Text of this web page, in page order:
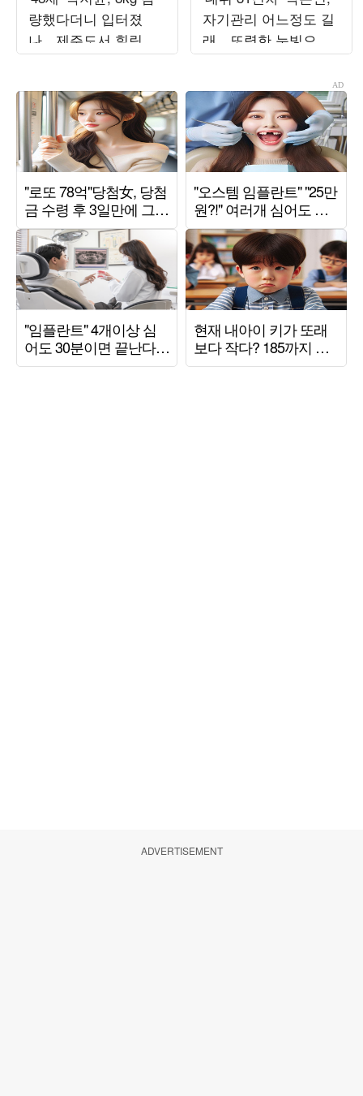
량했다더니 입터졌
나…제주도서 힐링 제
대로 했다
자기관리 어느정도 길
래…또렷한 눈빛으로
완성한 비주얼
ADVERTISEMENT